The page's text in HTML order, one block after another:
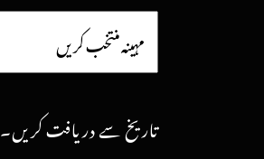
تاریخ سے دریافت کریں۔